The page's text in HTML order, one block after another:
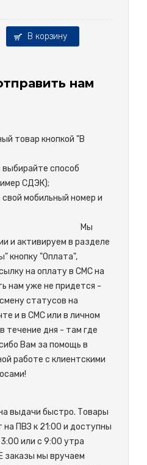
В корзину
нам
товар кнопкой "В
способ
СДЭК);
мобильный номер и
Мы
и активируем в разделе
кнопку "Оплата",
на оплату в СМС на
нам уже не придется -
статусов на
и в СМС или в личном
течение дня - там где
Вам за помощь в
работе с клиентскими
выдачи быстро. Товары
ПВЗ к 21:00 и доступны
или с 9:00 утра
мы вручаем